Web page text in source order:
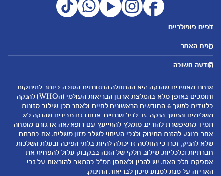
דפים פופולריים
מטרנה לשירותכם
היועצות שלנו
שאלות נפוצות
אודות
لموقع متيرنا باللغة العربية
מועדון מטרנה
רכישת מוצרים
המוצרים שלנו
קופונים
מפת האתר
אבני דרך
לקראת הריון
0-6 חודשים
6-12 חודשים
12-24 חודשים
נושאים
שמות לתינוקות
התפתחות התינוק
תזונת תינוקות
טיפול בתינוק
הנקה
להיות הורים
הודעה חשובה
אנחנו מאמינים שהנקה היא ההתחלה התזונתית הטובה ביותר לתינוקות
ותומכים באופן מלא בהמלצת ארגון הבריאות העולמי (הWHO) להנקה
בלעדית למשך 6 החודשים הראשונים לחיים ולאחר מכן שילוב מזונות
משלימים והמשך הנקה עד לגיל שנתיים. אנחנו גם מבינים שהנקה לא
תמיד מתאפשרת להורים. מומלץ להתייעץ עם רופא/אה או גורם מומחה
אחר בנוגע להזנת התינוק ולגבי העיתוי לשלב מזון משלים. אם בחרתם
שלא להניק, זכרו כי החלטה זו יכולה להיות בלתי הפיכה ובעלת השלכות
חברתיות וכלכליות. שילוב חלקי של הזנה בבקבוק עלול להפחית את
אספקת חלב האם. יש להכין ולאחסן תמ"ל בהתאם להוראות על גבי
האריזה על מנת למנוע סיכון לבריאות התינוק.